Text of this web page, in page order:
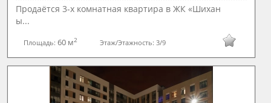
Продаётся 3-х комнатная квартира в ЖК «Шихан
ы...
Площадь:60 м2 Этаж/Этажность: 3/9